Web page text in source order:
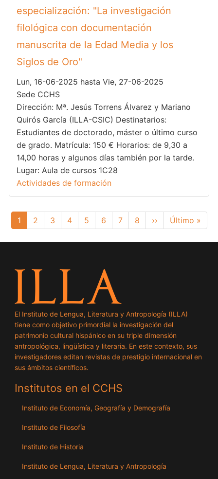
especialización: "La investigación
filológica con documentación
manuscrita de la Edad Media y los
Siglos de Oro"
Lun, 16-06-2025 hasta Vie, 27-06-2025
Sede CCHS
Dirección: Mª. Jesús Torrens Álvarez y Mariano
Quirós García (ILLA-CSIC) Destinatarios:
Estudiantes de doctorado, máster o último curso
de grado. Matrícula: 150 € Horarios: de 9,30 a
14,00 horas y algunos días también por la tarde.
Lugar: Aula de cursos 1C28
Actividades de formación
Paginación
Página
actual
1 Page
2 Page
3 Page
4 Page
5 Page
6 Page
7 Page
8
Siguiente
página
››
Última
página
Último »
El Instituto de Lengua, Literatura y Antropología (ILLA)
tiene como objetivo primordial la investigación del
patrimonio cultural hispánico en su triple dimensión
antropológica, lingüística y literaria. En este contexto, sus
investigadores editan revistas de prestigio internacional en
sus ámbitos científicos.
Institutos en el CCHS
Instituto de Economía, Geografía y Demografía
Instituto de Filosofía
Instituto de Historia
Instituto de Lengua, Literatura y Antropología